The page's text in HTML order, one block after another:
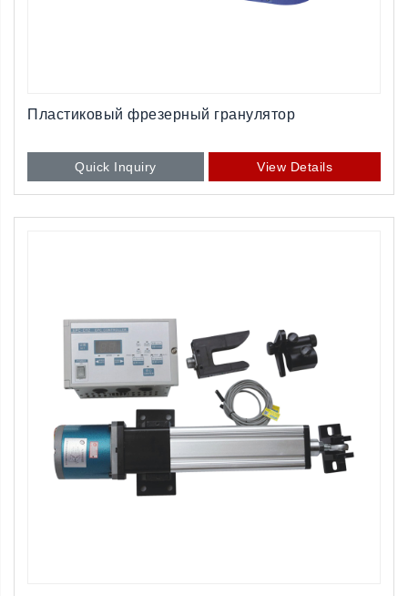
Пластиковый фрезерный гранулятор
Quick Inquiry View Details